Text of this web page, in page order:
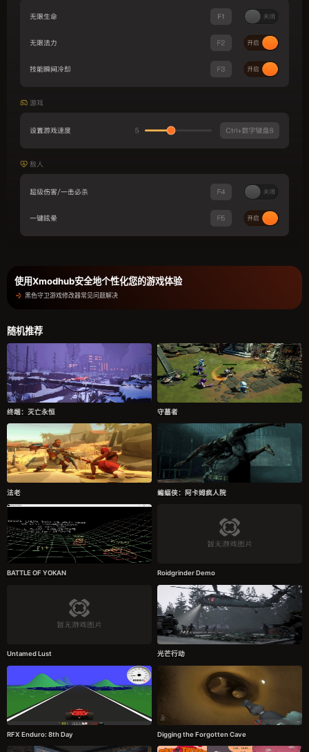
使用Xmodhub安全地个性化您的游戏体验
黑色守卫游戏修改器常见问题解决
随机推荐
终端：灭亡永恒 守墓者
法老 蝙蝠侠：阿卡姆疯人院
BATTLE OF YOKAN Roidgrinder Demo
Untamed Lust 光芒行动
RFX Enduro: 8th Day Digging the Forgotten Cave